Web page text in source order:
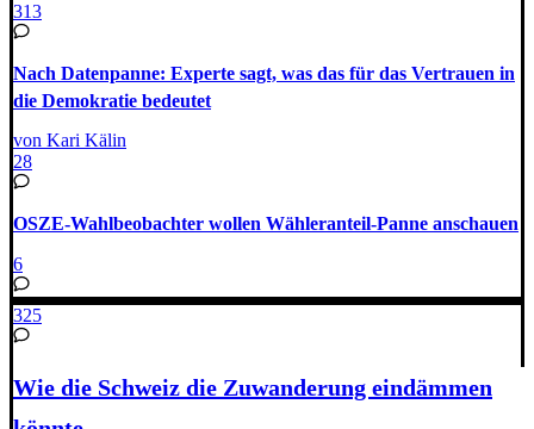
313
Nach Datenpanne: Experte sagt, was das für das Vertrauen in
die Demokratie bedeutet
von Kari Kälin
28
OSZE-Wahlbeobachter wollen Wähleranteil-Panne anschauen
6
325
Wie die Schweiz die Zuwanderung eindämmen